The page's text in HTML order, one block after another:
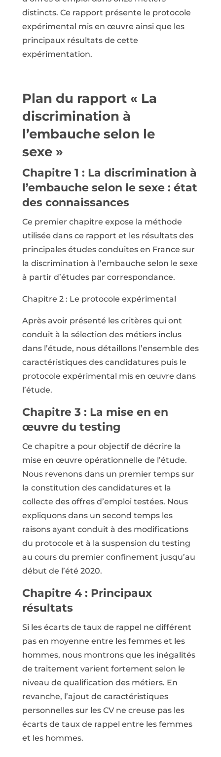
distincts. Ce rapport présente le protocole
expérimental mis en œuvre ainsi que les
principaux résultats de cette
expérimentation.
Plan du rapport « La
discrimination à
l’embauche selon le
sexe »
Chapitre 1 : La discrimination à
l’embauche selon le sexe : état
des connaissances
Ce premier chapitre expose la méthode
utilisée dans ce rapport et les résultats des
principales études conduites en France sur
la discrimination à l’embauche selon le sexe
à partir d’études par correspondance.
Chapitre 2 : Le protocole expérimental
Après avoir présenté les critères qui ont
conduit à la sélection des métiers inclus
dans l’étude, nous détaillons l’ensemble des
caractéristiques des candidatures puis le
protocole expérimental mis en œuvre dans
l’étude.
Chapitre 3 : La mise en en
œuvre du testing
Ce chapitre a pour objectif de décrire la
mise en œuvre opérationnelle de l’étude.
Nous revenons dans un premier temps sur
la constitution des candidatures et la
collecte des offres d’emploi testées. Nous
expliquons dans un second temps les
raisons ayant conduit à des modifications
du protocole et à la suspension du testing
au cours du premier confinement jusqu’au
début de l’été 2020.
Chapitre 4 : Principaux
résultats
Si les écarts de taux de rappel ne différent
pas en moyenne entre les femmes et les
hommes, nous montrons que les inégalités
de traitement varient fortement selon le
niveau de qualification des métiers. En
revanche, l’ajout de caractéristiques
personnelles sur les CV ne creuse pas les
écarts de taux de rappel entre les femmes
et les hommes.